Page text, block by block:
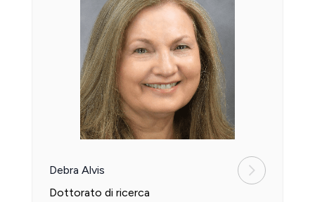
Debra Alvis
Dottorato di ricerca